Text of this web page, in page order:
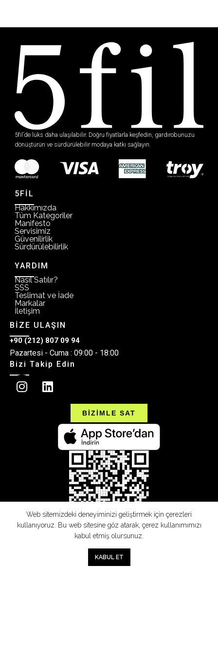
5fil’de lüks daha ulaşılabilir. Doğru fiyatlarla keşfedin, gardırobunuzu
dönüştürün ve sürdürülebilir modaya katkı sağlayın.
5FİL
Hakkımızda
Tüm Kategoriler
Manifesto
Servisimiz
Güvenilirlik
Sürdürülebilirlik
YARDIM
Nasıl Satılır?
SSS
Teslimat ve İade
Markalar
İletişim
BİZE ULAŞIN
+90 (212) 807 09 94
Pazartesi - Cuma : 09:00 - 18:00
Bizi Takip Edin
BİZİMLE SAT
Web sitemizdeki deneyiminizi geliştirmek için çerezleri
kullanıyoruz. Bu web sitesine göz atarak, çerez kullanımımızı
kabul etmiş olursunuz.
KABUL ET
Sepet